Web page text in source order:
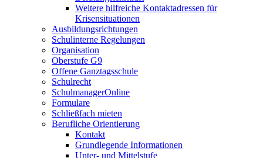
Weitere hilfreiche Kontaktadressen für
Krisensituationen
Ausbildungsrichtungen
Schulinterne Regelungen
Organisation
Oberstufe G9
Offene Ganztagsschule
Schulrecht
SchulmanagerOnline
Formulare
Schließfach mieten
Berufliche Orientierung
Kontakt
Grundlegende Informationen
Unter- und Mittelstufe